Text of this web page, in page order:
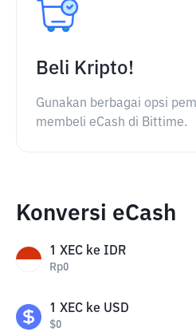
Beli Kripto!
Gunakan berbagai opsi
membeli eCash di Bittime.
Konversi eCash
1 XEC ke IDR
Rp0
1 XEC ke USD
$0